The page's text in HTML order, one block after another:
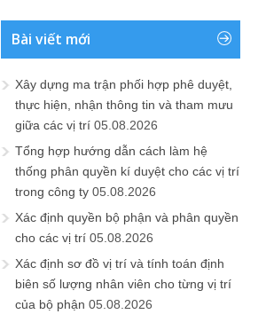
Bài viết mới
Xây dựng ma trận phối hợp phê duyệt,
thực hiện, nhận thông tin và tham mưu
giữa các vị trí 05.08.2026
Tổng hợp hướng dẫn cách làm hệ
thống phân quyền kí duyệt cho các vị trí
trong công ty 05.08.2026
Xác định quyền bộ phận và phân quyền
cho các vị trí 05.08.2026
Xác định sơ đồ vị trí và tính toán định
biên số lượng nhân viên cho từng vị trí
của bộ phận 05.08.2026